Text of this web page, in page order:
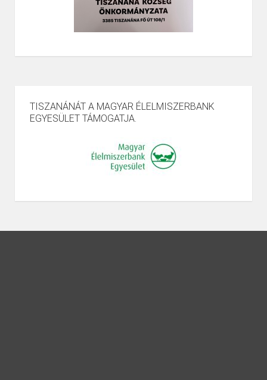
TISZANÁNÁT A MAGYAR ÉLELMISZERBANK
EGYESÜLET TÁMOGATJA.